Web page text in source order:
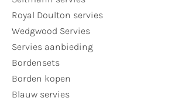
Royal Doulton servies
Wedgwood Servies
Servies aanbieding
Bordensets
Borden kopen
Blauw servies